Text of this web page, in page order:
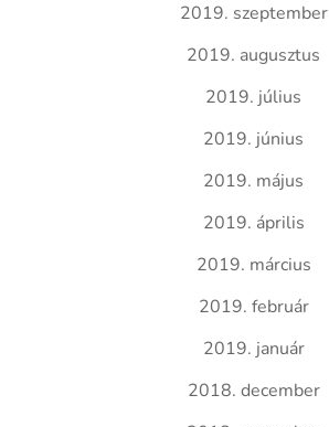
2019. szeptember
2019. augusztus
2019. július
2019. június
2019. május
2019. április
2019. március
2019. február
2019. január
2018. december